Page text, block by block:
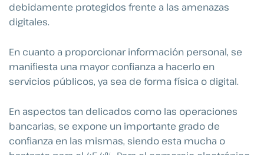
debidamente protegidos frente a las amenazas
digitales.
En cuanto a proporcionar información personal, se
manifiesta una mayor confianza a hacerlo en
servicios públicos, ya sea de forma física o digital.
En aspectos tan delicados como las operaciones
bancarias, se expone un importante grado de
confianza en las mismas, siendo esta mucha o